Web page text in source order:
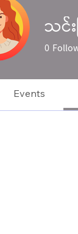
သင်
0
Events